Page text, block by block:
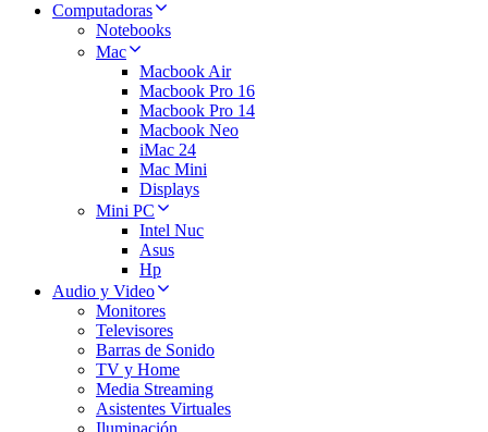
Computadoras
Notebooks
Mac
Macbook Air
Macbook Pro 16
Macbook Pro 14
Macbook Neo
iMac 24
Mac Mini
Displays
Mini PC
Intel Nuc
Asus
Hp
Audio y Video
Monitores
Televisores
Barras de Sonido
TV y Home
Media Streaming
Asistentes Virtuales